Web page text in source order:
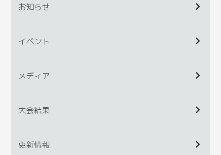
お知らせ
イベント
メディア
大会結果
更新情報